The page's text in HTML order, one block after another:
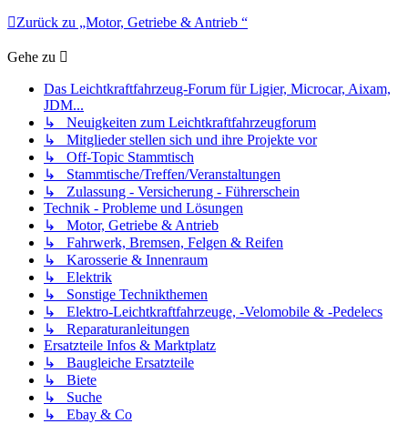
Zurück zu „Motor, Getriebe & Antrieb “
Gehe zu
Das Leichtkraftfahrzeug-Forum für Ligier, Microcar, Aixam,
JDM...
↳ Neuigkeiten zum Leichtkraftfahrzeugforum
↳ Mitglieder stellen sich und ihre Projekte vor
↳ Off-Topic Stammtisch
↳ Stammtische/Treffen/Veranstaltungen
↳ Zulassung - Versicherung - Führerschein
Technik - Probleme und Lösungen
↳ Motor, Getriebe & Antrieb
↳ Fahrwerk, Bremsen, Felgen & Reifen
↳ Karosserie & Innenraum
↳ Elektrik
↳ Sonstige Technikthemen
↳ Elektro-Leichtkraftfahrzeuge, -Velomobile & -Pedelecs
↳ Reparaturanleitungen
Ersatzteile Infos & Marktplatz
↳ Baugleiche Ersatzteile
↳ Biete
↳ Suche
↳ Ebay & Co